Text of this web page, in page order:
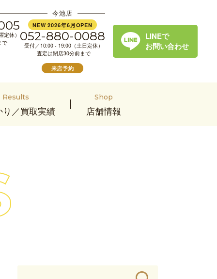
休）
で
今池店
NEW 2026年6月OPEN
052-880-0088
受付／10:00 - 19:00（土日定休）
査定は閉店30分前まで
来店予約
LINEで
お問い合わせ
Results
／買取実績
Shop
店舗情報